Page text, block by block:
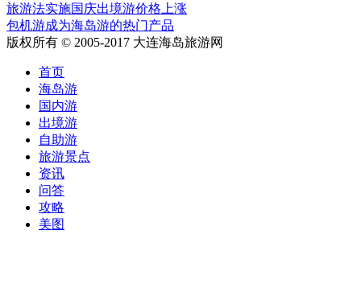
旅游法实施国庆出境游价格上涨
包机游成为海岛游的热门产品
版权所有 © 2005-2017 大连海岛旅游网
首页
海岛游
国内游
出境游
自助游
旅游景点
资讯
问答
攻略
美图